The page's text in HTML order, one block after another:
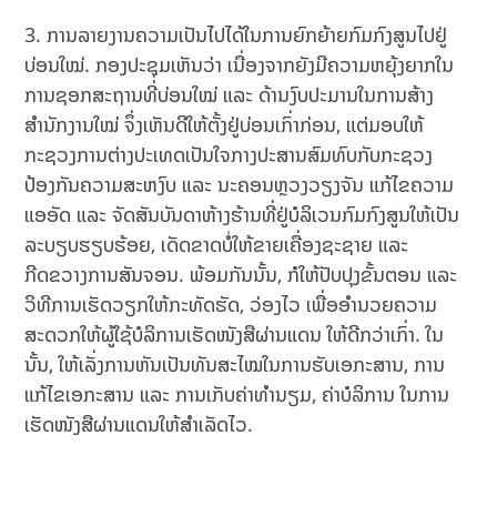
3. ການລາຍງານຄວາມເປັນໄປໄດ້ໃນການຍົກຍ້າຍກົມກົງສູນໄປຢູ່
ບ່ອນໃໝ່. ກອງປະຊຸມເຫັນວ່າ ເນື່ອງຈາກຍັງມີຄວາມຫຍຸ້ງຍາກໃນ
ການຊອກສະຖານທີ່ບ່ອນໃໝ່ ແລະ ດ້ານງົບປະມານໃນການສ້າງ
ສຳນັກງານໃໝ່ ຈຶ່ງເຫັນດີໃຫ້ຕັ້ງຢູ່ບ່ອນເກົ່າກ່ອນ, ແຕ່ມອບໃຫ້
ກະຊວງການຕ່າງປະເທດເປັນໃຈກາງປະສານສົມທົບກັບກະຊວງ
ປ້ອງກັນຄວາມສະຫງົບ ແລະ ນະຄອນຫຼວງວຽງຈັນ ແກ້ໄຂຄວາມ
ແອອັດ ແລະ ຈັດສັນບັນດາຫ້າງຮ້ານທີ່ຢູ່ບໍລິເວນກົມກົງສູນໃຫ້ເປັນ
ລະບຽບຮຽບຮ້ອຍ, ເດັດຂາດບໍ່ໃຫ້ຂາຍເຄື່ອງຊະຊາຍ ແລະ
ກີດຂວາງການສັນຈອນ. ພ້ອມກັນນັ້ນ, ກໍໃຫ້ປັບປຸງຂັ້ນຕອນ ແລະ
ວິທີການເຮັດວຽກໃຫ້ກະທັດຮັດ, ວ່ອງໄວ ເພື່ອອຳນວຍຄວາມ
ສະດວກໃຫ້ຜູ້ໃຊ້ບໍລິການເຮັດໜັງສືຜ່ານແດນ ໃຫ້ດີກວ່າເກົ່າ. ໃນ
ນັ້ນ, ໃຫ້ເລັ່ງການຫັນເປັນທັນສະໄໝໃນການຮັບເອກະສານ, ການ
ແກ້ໄຂເອກະສານ ແລະ ການເກັບຄ່າທຳນຽມ, ຄ່າບໍລິການ ໃນການ
ເຮັດໜັງສືຜ່ານແດນໃຫ້ສຳເລັດໄວ.